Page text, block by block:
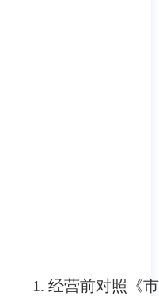
1. 经营前对照《市